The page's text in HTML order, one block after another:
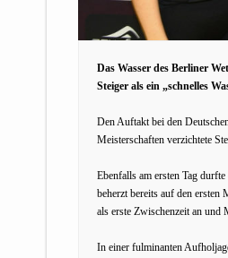
Das Wasser des Berliner
Steiger als ein „schnelles
Den Auftakt bei den
Meisterschaften verzichtete
Ebenfalls am ersten Tag
beherzt bereits auf den ersten
als erste Zwischenzeit an und
In einer fulminanten